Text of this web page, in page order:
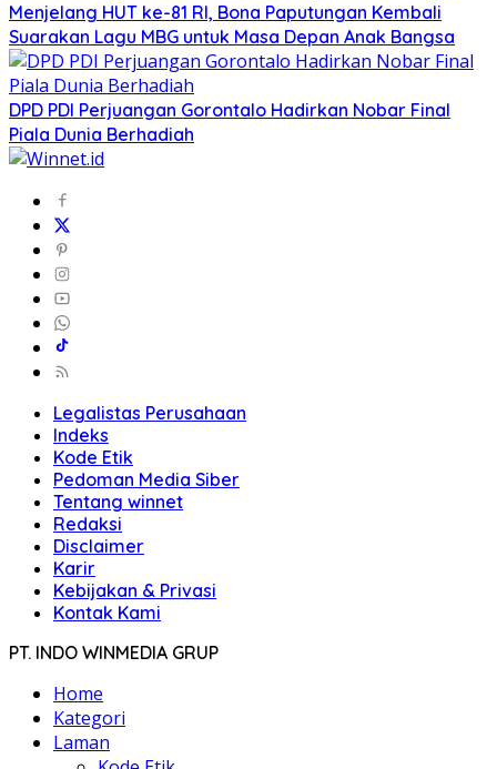
Menjelang HUT ke-81 RI, Bona Paputungan Kembali
Suarakan Lagu MBG untuk Masa Depan Anak Bangsa
DPD PDI Perjuangan Gorontalo Hadirkan Nobar Final
Piala Dunia Berhadiah
Legalistas Perusahaan
Indeks
Kode Etik
Pedoman Media Siber
Tentang winnet
Redaksi
Disclaimer
Karir
Kebijakan & Privasi
Kontak Kami
PT. INDO WINMEDIA GRUP
Home
Kategori
Laman